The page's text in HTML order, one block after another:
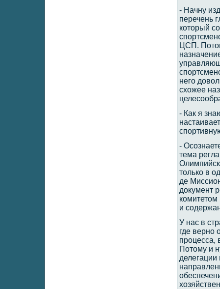
- Начну
перечень
который
ЦСП.
него
схожее
- Как я
-
тема
только в
де
документ
и
У нас в
где верно
процесса,
Потому и